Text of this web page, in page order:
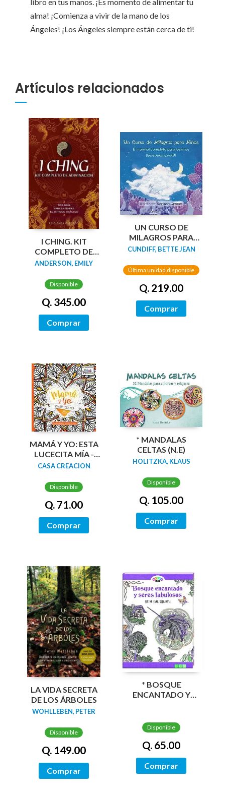
alma! ¡Comienza a vivir de la mano de los
Ángeles! ¡Los Ángeles siempre están cerca de ti!
Artículos relacionados
I CHING. KIT
COMPLETO DE
ADIVINACIÓN +
ANDERSON, EMILY
Disponible
Q. 345.00
Comprar
UN CURSO DE
MILAGROS PARA
NIÑOS
CUNDIFF, BETTE JEAN
Última unidad disponible
Q. 219.00
Comprar
MAMÁ Y YO: ESTA
LUCECITA MÍA -
LIBRO PARA
CASA CREACION
Disponible
Q. 71.00
Comprar
* MANDALAS
CELTAS (N.E)
HOLITZKA, KLAUS
Disponible
Q. 105.00
Comprar
LA VIDA SECRETA
DE LOS ÁRBOLES
WOHLLEBEN, PETER
Disponible
Q. 149.00
Comprar
* BOSQUE
ENCANTADO Y
Disponible
Q. 65.00
Comprar